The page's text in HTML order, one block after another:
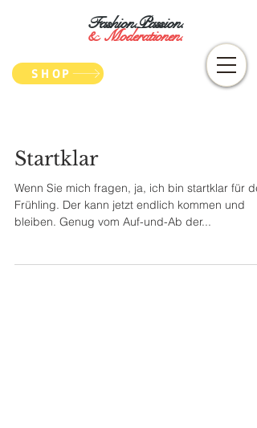
Fashion.Passion.
&Moderationen.
SHOP
Startklar
Wenn Sie mich fragen, ja, ich bin startklar für
Frühling. Der kann jetzt endlich kommen und
bleiben. Genug vom Auf-und-Ab der...